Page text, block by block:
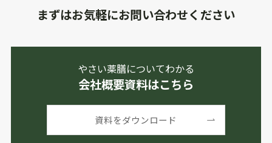
まずはお気軽にお問い合わせください
やさい薬膳についてわかる
会社概要資料はこちら
資料をダウンロード